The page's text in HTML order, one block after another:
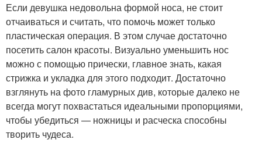
Если девушка недовольна формой носа, не стоит
отчаиваться и считать, что помочь может только
пластическая операция. В этом случае достаточно
посетить салон красоты. Визуально уменьшить нос
можно с помощью прически, главное знать, какая
стрижка и укладка для этого подходит. Достаточно
взглянуть на фото гламурных див, которые далеко не
всегда могут похвастаться идеальными пропорциями,
чтобы убедиться — ножницы и расческа способны
творить чудеса.